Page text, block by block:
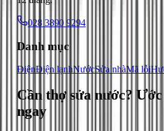
028 3890 9294
Danh mục
ĐiệnĐiện lạnhNướcSửa nhàMã lỗi
Cần thợ sửa nước?
ngay